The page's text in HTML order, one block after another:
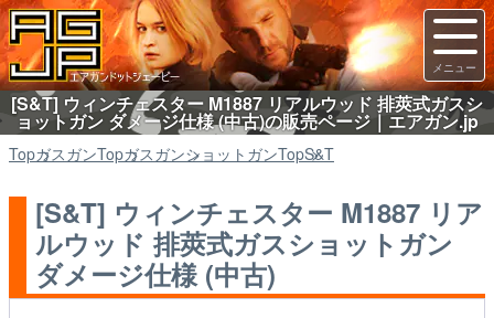
[S&T] ウィンチェスター M1887 リアルウッド 排莢式ガスシ
ョットガン ダメージ仕様 (中古)の販売ページ｜エアガン.jp
TopガスガンTopガスガンショットガンTopS&T
[S&T] ウィンチェスター M1887 リア
ルウッド 排莢式ガスショットガン
ダメージ仕様 (中古)